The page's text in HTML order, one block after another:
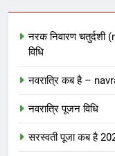
नरक निवारण
विधि
नवरात्रि कब है –
नवरात्रि पूजन विधि
सरस्वती पूजा कब है